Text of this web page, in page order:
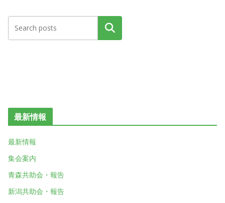
検索
最新情報
最新情報
集会案内
青森共助会・報告
新潟共助会・報告